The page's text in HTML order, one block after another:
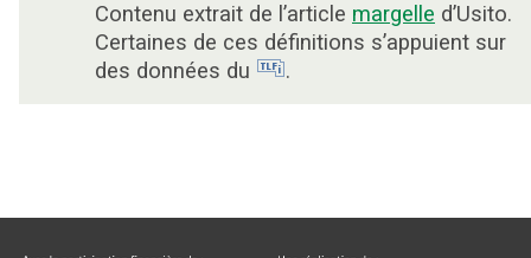
Contenu extrait de l’article margelle d’Usito.
Certaines de ces définitions s’appuient sur
des données du
.